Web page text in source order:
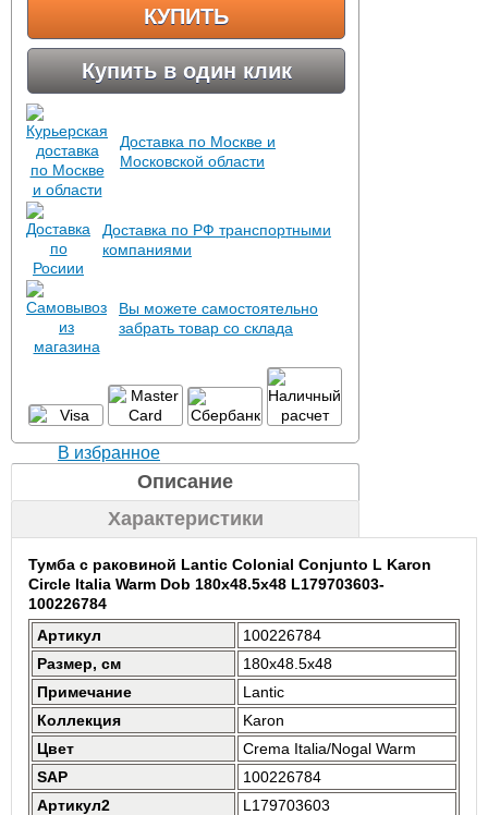
КУПИТЬ
Купить в один клик
Доставка по Москве и
Московской области
Доставка по РФ транспортными
компаниями
Вы можете самостоятельно
забрать товар со склада
В избранное
Описание
Характеристики
Тумба с раковиной Lantic Colonial Conjunto L Karon
Circle Italia Warm Dob 180x48.5x48 L179703603-
100226784
Артикул
100226784
Размер, см
180x48.5x48
Примечание
Lantic
Коллекция
Karon
Цвет
Crema Italia/Nogal Warm
SAP
100226784
Артикул2
L179703603